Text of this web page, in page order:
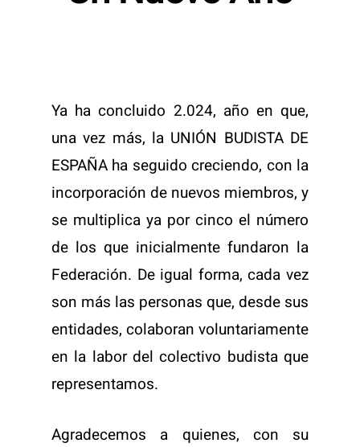
Ya ha concluido 2.024, año en que,
una vez más, la UNIÓN BUDISTA DE
ESPAÑA ha seguido creciendo, con la
incorporación de nuevos miembros, y
se multiplica ya por cinco el número
de los que inicialmente fundaron la
Federación. De igual forma, cada vez
son más las personas que, desde sus
entidades, colaboran voluntariamente
en la labor del colectivo budista que
representamos.
Agradecemos a quienes, con su